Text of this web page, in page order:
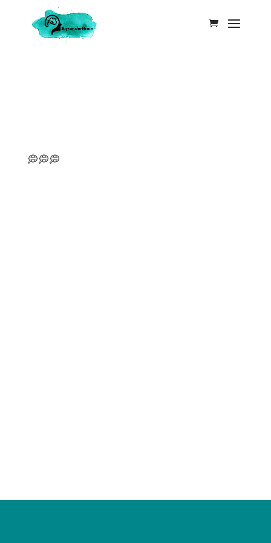
…en dat doen we deels toch echt zelf. 💭 “Je best doen.” 💭 “Gewoon even doorzetten.” 💭 “Je volle 100% geven.” Zinnen die we allemaal weleens gehoord hebben. En als je autistisch bent, is de kans groot dat je ze tot in het extreme hebt geïnternaliseerd. Hard...